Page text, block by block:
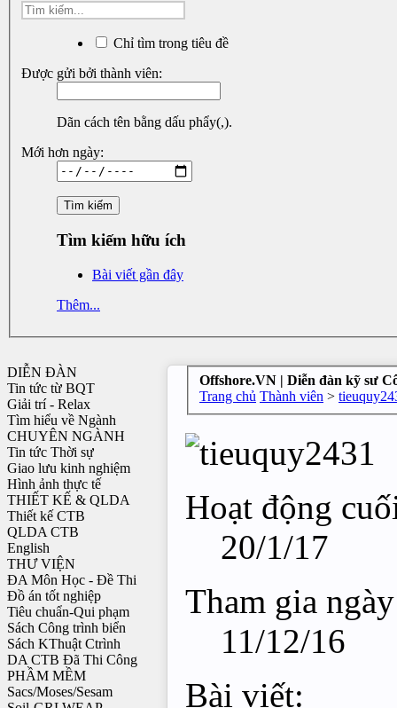
Chỉ tìm trong tiêu đề
Được gửi bởi thành viên:
Dãn cách tên bằng dấu phẩy(,).
Mới hơn ngày:
Tìm kiếm hữu ích
Bài viết gần đây
Thêm...
DIỄN ĐÀN
Tin tức từ BQT
Giải trí - Relax
Tìm hiểu về Ngành
CHUYÊN NGÀNH
Tin tức Thời sự
Giao lưu kinh nghiệm
Hình ảnh thực tế
THIẾT KẾ & QLDA
Thiết kế CTB
QLDA CTB
English
THƯ VIỆN
ĐA Môn Học - Đề Thi
Đồ án tốt nghiệp
Tiêu chuẩn-Qui phạm
Sách Công trình biển
Sách KThuật Ctrình
DA CTB Đã Thi Công
PHẦM MỀM
Sacs/Moses/Sesam
Offshore.VN | Diễn đàn kỹ sư
Trang chủ Thành viên >
Hoạt động
20/1/17
Tham gia
11/12/16
Bài viết: